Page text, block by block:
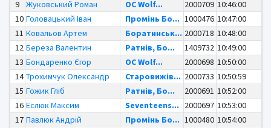
9 Жуковський Роман OC Wolf... 2000709 10:46:00
10 Головацький Іван Промінь Бо... 1000476 10:47:00
11 Ковальов Артем Боратинськ... 2000718 10:48:00
12 Береза Валентин Ратнів, Бо... 1409732 10:49:00
13 Бондаренко Єгор OC Wolf... 2000698 10:50:00
14 Трохимчук Олександр Старовижів... 2000733 10:50:59
15 Гожик Гліб Ратнів, Бо... 2000691 10:52:00
16 Еслюк Максим Seventeens... 2000697 10:53:00
17 Павлюк Андрій Промінь Бо... 1000480 10:54:00